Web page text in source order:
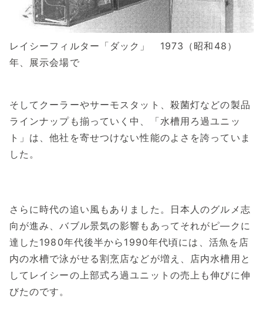
レイシーフィルター「ダック」 1973（昭和48）
年、展示会場で
そしてクーラーやサーモスタット、殺菌灯などの製品
ラインナップも揃っていく中、「水槽用ろ過ユニッ
ト」は、他社を寄せつけない性能のよさを誇っていま
した。
さらに時代の追い風もありました。日本人のグルメ志
向が進み、バブル景気の影響もあってそれがピ―クに
達した1980年代後半から1990年代頃には、活魚を店
内の水槽で泳がせる割烹店などが増え、店内水槽用と
してレイシーの上部式ろ過ユニットの売上も伸びに伸
びたのです。